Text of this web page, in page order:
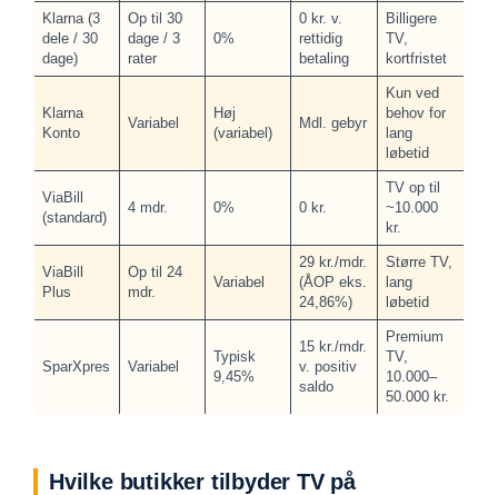
Klarna (3
dele / 30
dage)
Op til 30
dage / 3
rater
0%
0 kr. v.
rettidig
betaling
Billigere
TV,
kortfristet
Klarna
Konto
Variabel
Høj
(variabel)
Mdl. gebyr
Kun ved
behov for
lang
løbetid
ViaBill
(standard)
4 mdr. 0% 0 kr.
TV op til
~10.000
kr.
ViaBill
Plus
Op til 24
mdr.
Variabel
29 kr./mdr.
(ÅOP eks.
24,86%)
Større TV,
lang
løbetid
SparXpres Variabel
Typisk
9,45%
15 kr./mdr.
v. positiv
saldo
Premium
TV,
10.000–
50.000 kr.
Hvilke butikker tilbyder TV på